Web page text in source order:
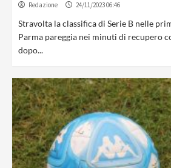
Redazione 24/11/2023 06:46
Stravolta la classifica di Serie B nelle
Parma pareggia nei minuti di recupero
dopo...